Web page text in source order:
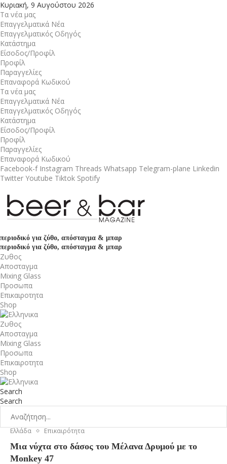
Κυριακή, 9 Αυγούστου 2026
Τα νέα μας
Επαγγελματικά Νέα
Επαγγελματικός Οδηγός
Κατάστημα
Είσοδος/Προφίλ
Προφίλ
Παραγγελίες
Επαναφορά Κωδικού
Τα νέα μας
Επαγγελματικά Νέα
Επαγγελματικός Οδηγός
Κατάστημα
Είσοδος/Προφίλ
Προφίλ
Παραγγελίες
Επαναφορά Κωδικού
Facebook-f Instagram Threads Whatsapp Telegram-plane Linkedin
Twitter Youtube Tiktok Spotify
περιοδικό για ζύθο, απόσταγμα & μπαρ
περιοδικό για ζύθο, απόσταγμα & μπαρ
Ζυθος
Αποσταγμα
Mixing Glass
Προσωπα
Επικαιροτητα
Shop
Ζυθος
Αποσταγμα
Mixing Glass
Προσωπα
Επικαιροτητα
Shop
Search
Search
Ελλάδα Επικαιρότητα
Mια νύχτα στο δάσος του Μέλανα Δρυμού με το
Μonkey 47